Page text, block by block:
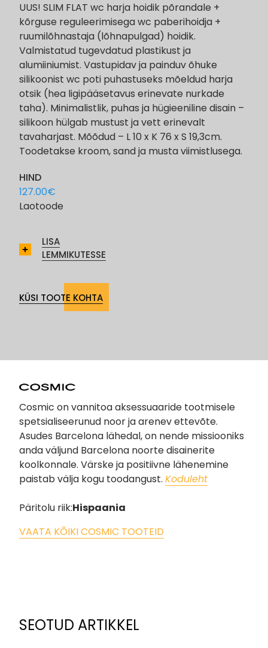
UUS! SLIM FLAT wc harja hoidik põrandale +
kõrguse reguleerimisega wc paberihoidja +
ruumilõhnastaja (lõhnapulgad) hoidik.
Valmistatud tugevdatud plastikust ja
alumiiniumist. Vastupidav ja painduv õhuke
silikoonist wc poti puhastuseks mõeldud harja
otsik (hea ligipääsetavus erinevate nurkade
taha). Minimalistlik, puhas ja hügieeniline disain –
silikoon hülgab mustust ja vett erinevalt
tavaharjast. Mõõdud – L 10 x K 76 x S 19,3cm.
Toodetakse kroom, sand ja musta viimistlusega.
HIND
127.00€
Laotoode
LISA
LEMMIKUTESSE
KÜSI TOOTE KOHTA
Cosmic on vannitoa aksessuaaride tootmisele
spetsialiseerunud noor ja arenev ettevõte.
Asudes Barcelona lähedal, on nende missiooniks
anda väljund Barcelona noorte disainerite
koolkonnale. Värske ja positiivne lähenemine
paistab välja kogu toodangust. Koduleht
Päritolu riik:Hispaania
VAATA KÕIKI COSMIC TOOTEID
SEOTUD ARTIKKEL